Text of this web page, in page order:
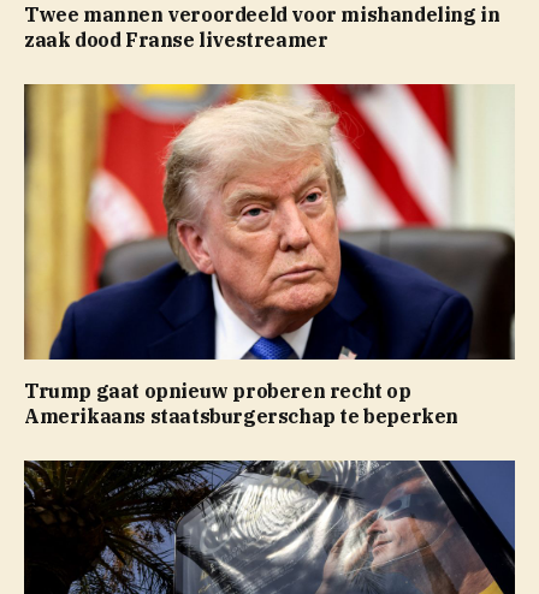
Twee mannen veroordeeld voor mishandeling in
zaak dood Franse livestreamer
Trump gaat opnieuw proberen recht op
Amerikaans staatsburgerschap te beperken